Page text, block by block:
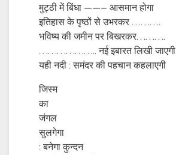
मुट्ठी में बिंधा ——– आसमान होगा
इतिहास के पृष्ठों से उभरकर ……….
भविष्य की जमीन पर बिखरकर……….
……………….. नई इबारत लिखी जाएगी
यही नदी : समंदर की पहचान कहलाएगी
जिस्म
का
जंगल
सुलगेगा
: बनेगा कुन्दन